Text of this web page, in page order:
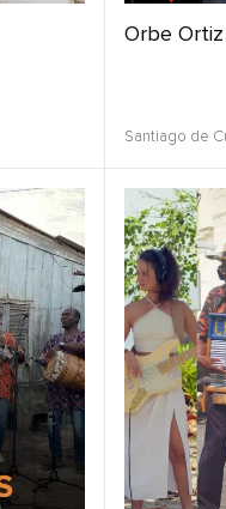
Orbe Ortiz
Santiago de